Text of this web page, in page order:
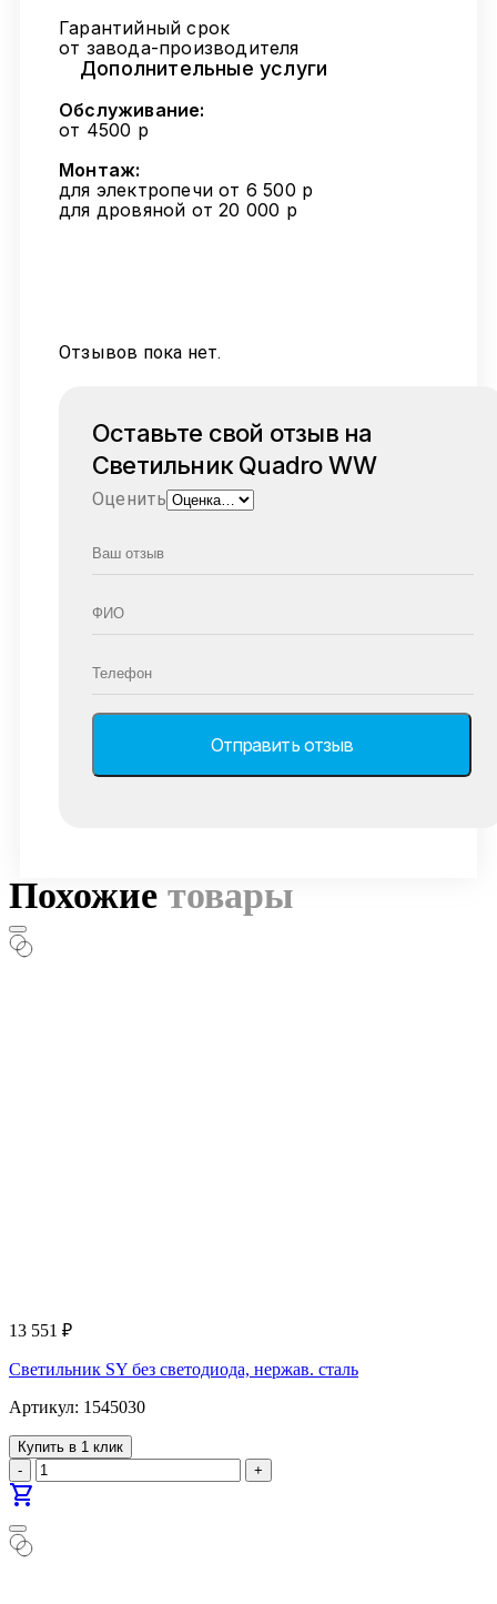
Гарантийный срок
от завода-производителя
Дополнительные услуги
Обслуживание:
от 4500 р
Монтаж:
для электропечи от 6 500 р
для дровяной от 20 000 р
Отзывов пока нет.
Оставьте свой отзыв на
Светильник Quadro WW
Оценить
Похожие товары
13 551 ₽
Светильник SY без светодиода, нержав. сталь
Артикул: 1545030
Купить в 1 клик
-
+
shopping_cart